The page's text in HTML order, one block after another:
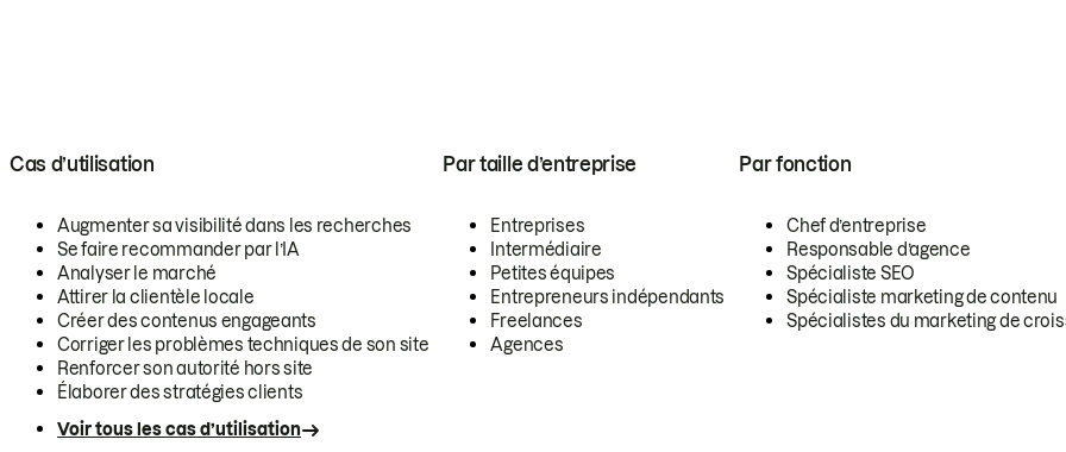
Cas d’utilisation
Augmenter sa visibilité dans les recherches
Se faire recommander par l’IA
Analyser le marché
Attirer la clientèle locale
Créer des contenus engageants
Corriger les problèmes techniques de son site
Renforcer son autorité hors site
Élaborer des stratégies clients
Voir tous les cas d’utilisation
Par taille d’entreprise
Entreprises
Intermédiaire
Petites équipes
Entrepreneurs indépendants
Freelances
Agences
Par fonction
Chef d’entreprise
Responsable d’agence
Spécialiste SEO
Spécialiste marketing de contenu
Spécialistes du marketing de